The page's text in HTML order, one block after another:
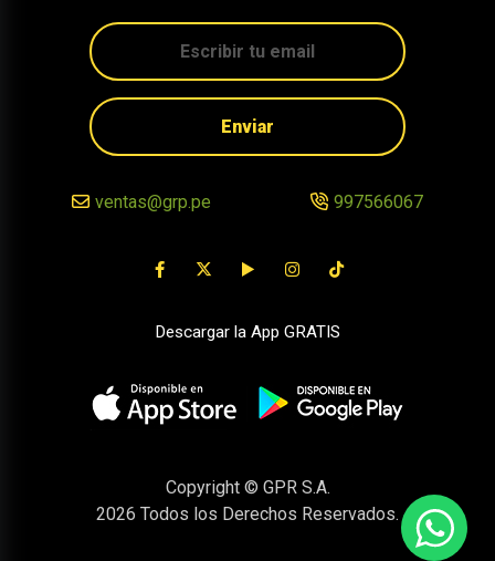
Enviar
ventas@grp.pe 997566067
Descargar la App GRATIS
Copyright © GPR S.A.
2026 Todos los Derechos Reservados.